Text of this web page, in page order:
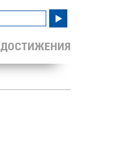
ДОСТИЖЕНИЯ